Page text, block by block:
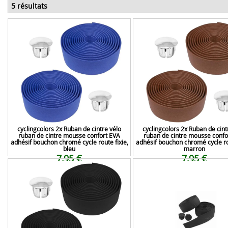
5 résultats
cyclingcolors 2x Ruban de cintre vélo
ruban de cintre mousse confort EVA
adhésif bouchon chromé cycle route fixie,
bleu
7,95 €
cyclingcolors 2x Ruban de
ruban de cintre mousse
adhésif bouchon chromé cycle
marron
7,95 €